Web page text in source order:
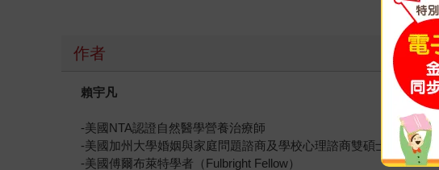
作者
賴宇凡
-美國NTA認證自然醫學營養治療師
-美國加州大學婚姻與家庭問題諮商及學校心理諮商雙碩士
-美國傅爾布萊特學者（Fulbright Fellow）